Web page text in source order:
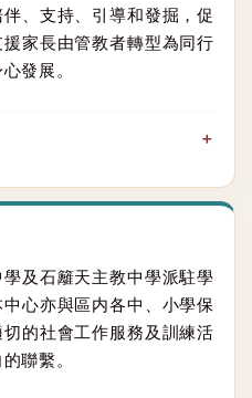
、支持、引導和發掘，促
家長由管教者轉型為同行
發展。
及石籬天主教中學派駐學
心亦與區内各中、小學保
的社會工作服務及訓練活
聯繫。